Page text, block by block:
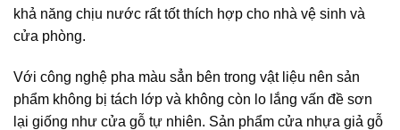
khả năng chịu nước rất tốt thích hợp cho nhà vệ sinh và
cửa phòng.
Với công nghệ pha màu sẳn bên trong vật liệu nên sản
phẩm không bị tách lớp và không còn lo lắng vấn đề sơn
lại giống như cửa gỗ tự nhiên. Sản phẩm cửa nhựa giả gỗ